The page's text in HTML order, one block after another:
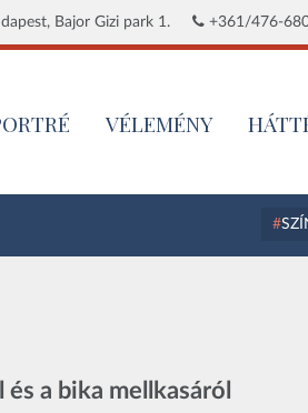
Bajor Gizi park 1. +361/476-
VÉLEMÉNY
a bika mellkasáról